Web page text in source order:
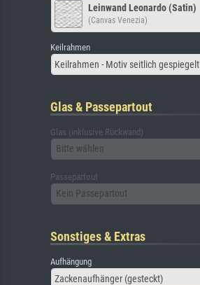
Leinwand Leonardo (Satin)
(Canvas Venezia)
Keilrahmen
Keilrahmen - Motiv seitlich gespiegelt
Glas & Passepartout
Glas (inklusive Rückwand)
Bitte wählen
Passepartout
Kein Passepartout
Sonstiges & Extras
Aufhängung
Zackenaufhänger (gesteckt)